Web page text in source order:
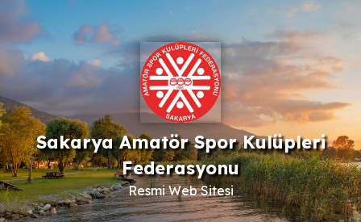
Sakarya Amatör Spor Kulüpleri
Federasyonu
Resmi Web Sitesi